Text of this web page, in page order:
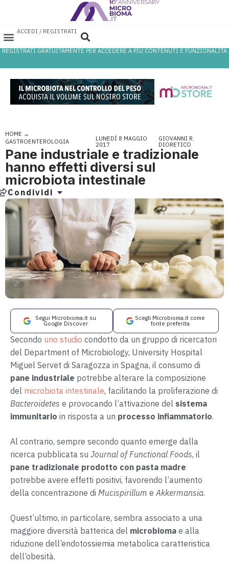
ACCEDI / REGISTRATI
REGISTRATI GRATUITAMENTE PER ACCEDERE A PIÙ CONTENUTI E FUNZIONALITÀ
HOME →
GASTROENTEROLOGIA
LUNEDÌ 8 MAGGIO
2017
GIOVANNI R.
DIORETICO
Pane industriale e tradizionale
hanno effetti diversi sul
microbiota intestinale
Condividi
Segui Microbioma.it su
Google Discover
Scegli Microbioma.it come
fonte preferita
Secondo uno studio condotto da un gruppo di ricercatori
del Department of Microbiology, University Hospital
Miguel Servet di Saragozza in Spagna, il consumo di
pane industriale potrebbe alterare la composizione
del microbiota intestinale, facilitando la proliferazione di
Bacteroidetes e provocando l’attivazione del sistema
immunitario in risposta a un processo infiammatorio.
Al contrario, sempre secondo quanto emerge dalla
ricerca pubblicata su Journal of Functional Foods, il
pane tradizionale prodotto con pasta madre
potrebbe avere effetti positivi, favorendo l’aumento
della concentrazione di Mucispirillum eAkkermansia.
Quest’ultimo, in particolare, sembra associato a una
maggiore diversità batterica del microbioma e alla
riduzione dell’endotossiemia metabolica caratteristica
dell’obesità.